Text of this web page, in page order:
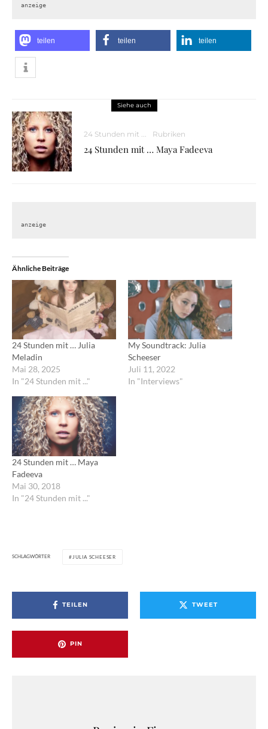
anzeige
teilen teilen teilen
Siehe auch
24 Stunden mit ... Rubriken
24 Stunden mit … Maya Fadeeva
anzeige
Ähnliche Beiträge
24 Stunden mit … Julia
Meladin
Mai 28, 2025
In "24 Stunden mit ..."
My Soundtrack: Julia
Scheeser
Juli 11, 2022
In "Interviews"
24 Stunden mit … Maya
Fadeeva
Mai 30, 2018
In "24 Stunden mit ..."
SCHLAGWÖRTER JULIA SCHEESER
TEILEN TWEET
PIN